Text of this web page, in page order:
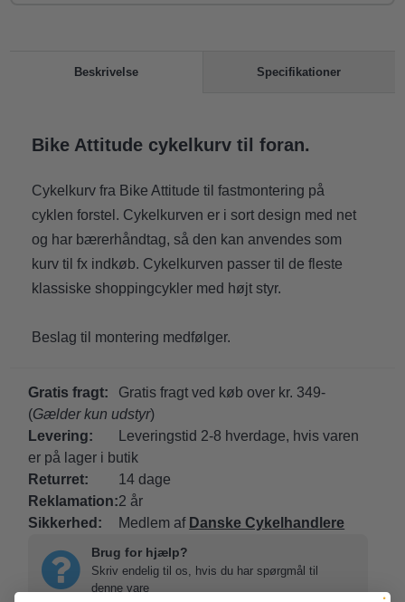
Beskrivelse Specifikationer
Bike Attitude cykelkurv til foran.
Cykelkurv fra Bike Attitude til fastmontering på
cyklen forstel. Cykelkurven er i sort design med net
og har bærerhåndtag, så den kan anvendes som
kurv til fx indkøb. Cykelkurven passer til de fleste
klassiske shoppingcykler med højt styr.
Beslag til montering medfølger.
Gratis fragt:
Gratis fragt ved køb over kr. 349-
(Gælder kun udstyr)
Levering:
Leveringstid 2-8 hverdage, hvis varen
er på lager i butik
Returret:
14 dage
Reklamation:2 år
Sikkerhed:
Medlem af Danske Cykelhandlere
Brug for hjælp?
Skriv endelig til os, hvis du har spørgmål til
denne vare